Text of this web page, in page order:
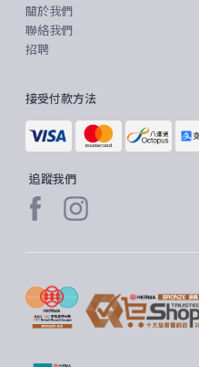
關於我們
聯絡我們
招聘
接受付款方法
追蹤我們